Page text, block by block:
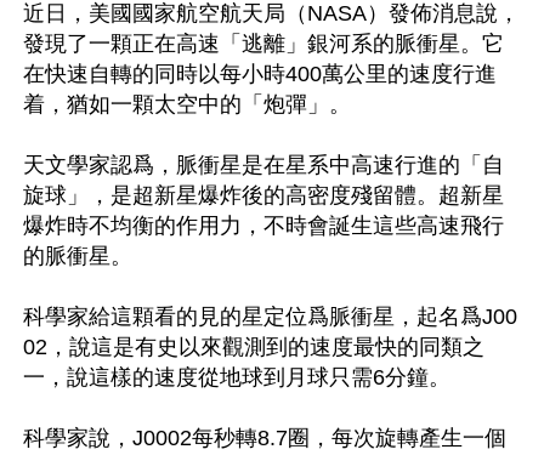
近日，美國國家航空航天局（NASA）發佈消息說，
發現了一顆正在高速「逃離」銀河系的脈衝星。它
在快速自轉的同時以每小時400萬公里的速度行進
着，猶如一顆太空中的「炮彈」。
天文學家認爲，脈衝星是在星系中高速行進的「自
旋球」，是超新星爆炸後的高密度殘留體。超新星
爆炸時不均衡的作用力，不時會誕生這些高速飛行
的脈衝星。
科學家給這顆看的見的星定位爲脈衝星，起名爲J00
02，說這是有史以來觀測到的速度最快的同類之
一，說這樣的速度從地球到月球只需6分鐘。
科學家說，J0002每秒轉8.7圈，每次旋轉產生一個